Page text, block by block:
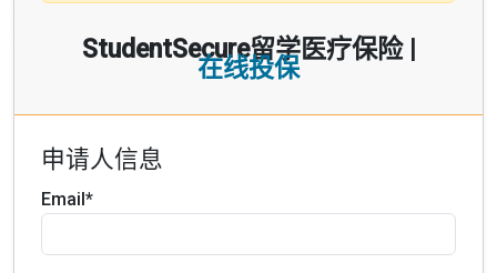
StudentSecure留学医疗保险 |
在线投保
申请人信息
Email*